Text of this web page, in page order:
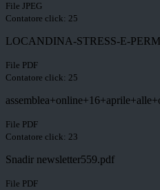
File JPEG
Contatore click: 25
LOCANDINA-STRESS-E-
File PDF
Contatore click: 25
File PDF
Contatore click: 23
Snadir newsletter559.pdf
File PDF